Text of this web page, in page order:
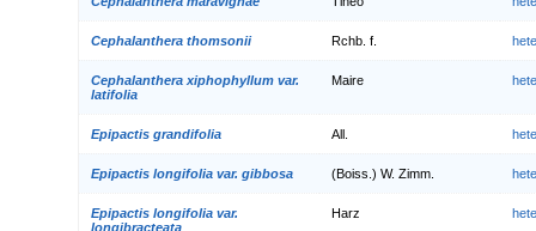
Cephalanthera thomsonii Rchb. f.
Cephalanthera xiphophyllum var.
latifolia
Maire
Epipactis grandifolia All.
Epipactis longifolia var. gibbosa (Boiss.) W. Zimm.
Epipactis longifolia var.
longibracteata
Harz